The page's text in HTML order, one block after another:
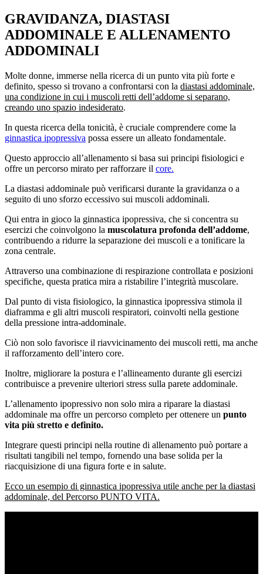
GRAVIDANZA, DIASTASI
ADDOMINALE E ALLENAMENTO
ADDOMINALI
Molte donne, immerse nella ricerca di un punto vita più forte e
definito, spesso si trovano a confrontarsi con la diastasi addominale,
una condizione in cui i muscoli retti dell’addome si separano,
creando uno spazio indesiderato.
In questa ricerca della tonicità, è cruciale comprendere come la
ginnastica ipopressiva possa essere un alleato fondamentale.
Questo approccio all’allenamento si basa sui principi fisiologici e
offre un percorso mirato per rafforzare il core.
La diastasi addominale può verificarsi durante la gravidanza o a
seguito di uno sforzo eccessivo sui muscoli addominali.
Qui entra in gioco la ginnastica ipopressiva, che si concentra su
esercizi che coinvolgono la muscolatura profonda dell’addome,
contribuendo a ridurre la separazione dei muscoli e a tonificare la
zona centrale.
Attraverso una combinazione di respirazione controllata e posizioni
specifiche, questa pratica mira a ristabilire l’integrità muscolare.
Dal punto di vista fisiologico, la ginnastica ipopressiva stimola il
diaframma e gli altri muscoli respiratori, coinvolti nella gestione
della pressione intra-addominale.
Ciò non solo favorisce il riavvicinamento dei muscoli retti, ma anche
il rafforzamento dell’intero core.
Inoltre, migliorare la postura e l’allineamento durante gli esercizi
contribuisce a prevenire ulteriori stress sulla parete addominale.
L’allenamento ipopressivo non solo mira a riparare la diastasi
addominale ma offre un percorso completo per ottenere un punto
vita più stretto e definito.
Integrare questi principi nella routine di allenamento può portare a
risultati tangibili nel tempo, fornendo una base solida per la
riacquisizione di una figura forte e in salute.
Ecco un esempio di ginnastica ipopressiva utile anche per la diastasi
addominale, del Percorso PUNTO VITA.